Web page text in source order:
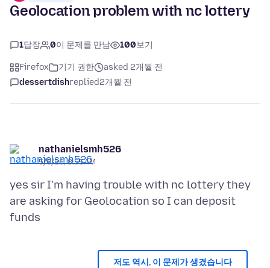
Geolocation problem with nc lottery
1답장 0이 문제를 만남 100보기
Firefox 기기 권한
asked 2개월 전
dessertdishreplied2개월 전
nathanielsmh526
5/8/26, 8:55 AM
yes sir I'm having trouble with nc lottery they
are asking for Geolocation so I can deposit
저도 역시, 이 문제가 생겼습니다